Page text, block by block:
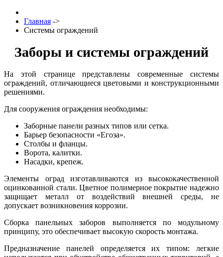
Главная ->
Системы ограждений
Заборы и системы ограждений
На этой странице представлены современные системы
ограждений, отличающиеся цветовыми и конструкционными
решениями.
Для сооружения ограждения необходимы:
Заборные панели разных типов или сетка.
Барьер безопасности «Егоза».
Столбы и фланцы.
Ворота, калитки.
Насадки, крепеж.
Элементы оград изготавливаются из высококачественной
оцинкованной стали. Цветное полимерное покрытие надежно
защищает металл от воздействий внешней среды, не
допускает возникновения коррозии.
Сборка панельных заборов выполняется по модульному
принципу, это обеспечивает высокую скорость монтажа.
Предназначение панелей определяется их типом: легкие